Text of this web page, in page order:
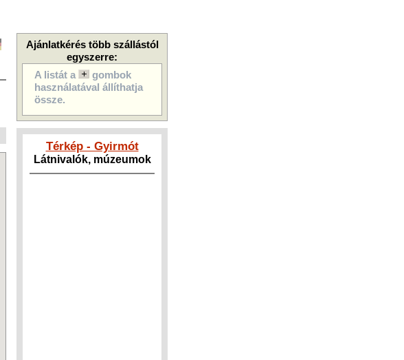
Ajánlatkérés több szállástól
egyszerre:
A listát a
gombok
használatával állíthatja
össze.
Térkép - Gyirmót
Látnivalók, múzeumok